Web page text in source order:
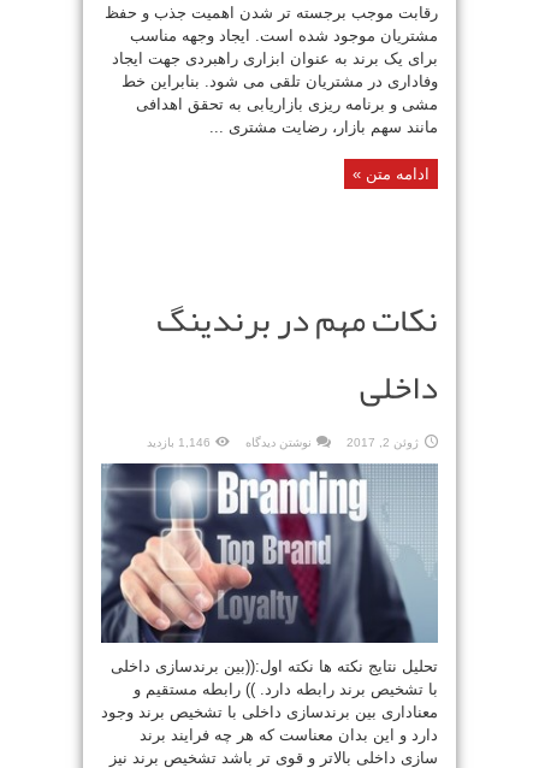
رقابت موجب برجسته تر شدن اهمیت جذب و حفظ
مشتریان موجود شده است. ایجاد وجهه مناسب
برای یک برند به عنوان ابزاری راهبردی جهت ایجاد
وفاداری در مشتریان تلقی می شود. بنابراین خط
مشی و برنامه ریزی بازاریابی به تحقق اهدافی
مانند سهم بازار، رضایت مشتری ...
ادامه متن »
نکات مهم در برندینگ
داخلی
ژوئن 2, 2017 نوشتن دیدگاه 1,146 بازدید
تحلیل نتایج نکته ها نکته اول:((بین برندسازی داخلی
با تشخیص برند رابطه دارد. )) رابطه مستقیم و
معناداری بین برندسازی داخلی با تشخیص برند وجود
دارد و این بدان معناست که هر چه فرایند برند
سازی داخلی بالاتر و قوی تر باشد تشخیص برند نیز